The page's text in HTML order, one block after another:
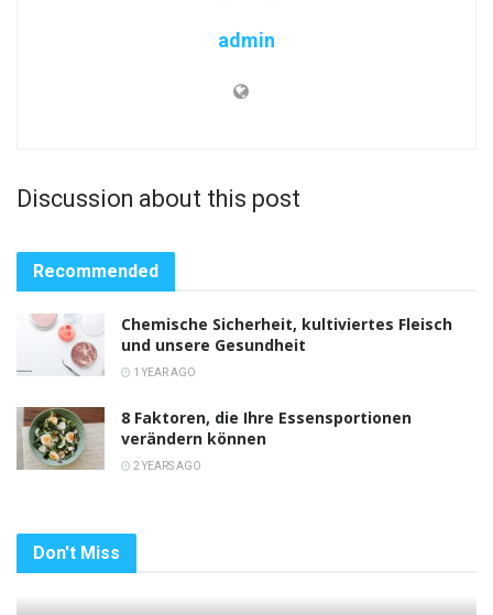
admin
Discussion about this post
Recommended
Chemische Sicherheit, kultiviertes Fleisch
und unsere Gesundheit
1 YEAR AGO
8 Faktoren, die Ihre Essensportionen
verändern können
2 YEARS AGO
Don't Miss